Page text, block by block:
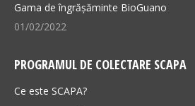
Gama de îngrășăminte BioGuano
01/02/2022
PROGRAMUL DE COLECTARE SCAPA
Ce este SCAPA?